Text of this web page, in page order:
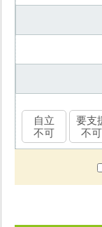
自立
不可
要支
不可